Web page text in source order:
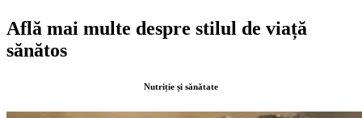
Află mai multe despre stilul de viață
sănătos
Nutriție și sănătate